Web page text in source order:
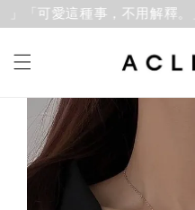
「可愛這種事，不用解釋。」